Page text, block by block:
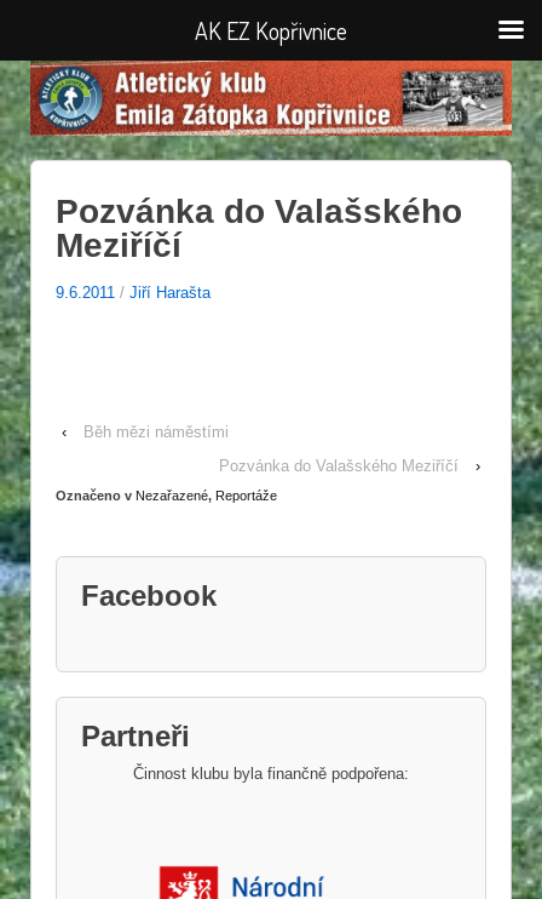
Pozvánka do Valašského
Meziříčí
9.6.2011 / Jiří Harašta
‹
Běh mězi náměstími
Pozvánka do Valašského Meziříčí
›
Označeno v Nezařazené, Reportáže
Facebook
Partneři
Činnost klubu byla finančně podpořena:
AK EZ Kopřivnice